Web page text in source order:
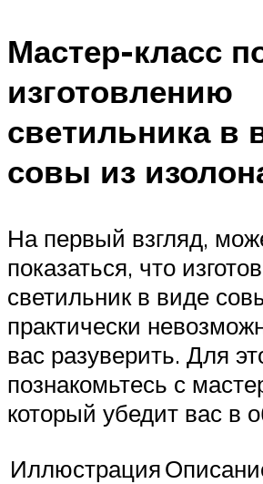
Мастер-класс
изготовлению
светильника в
совы из
На первый взгляд,
показаться, что
светильник в виде
практически
вас разуверить. Для
познакомьтесь с
который убедит вас в
Иллюстрация